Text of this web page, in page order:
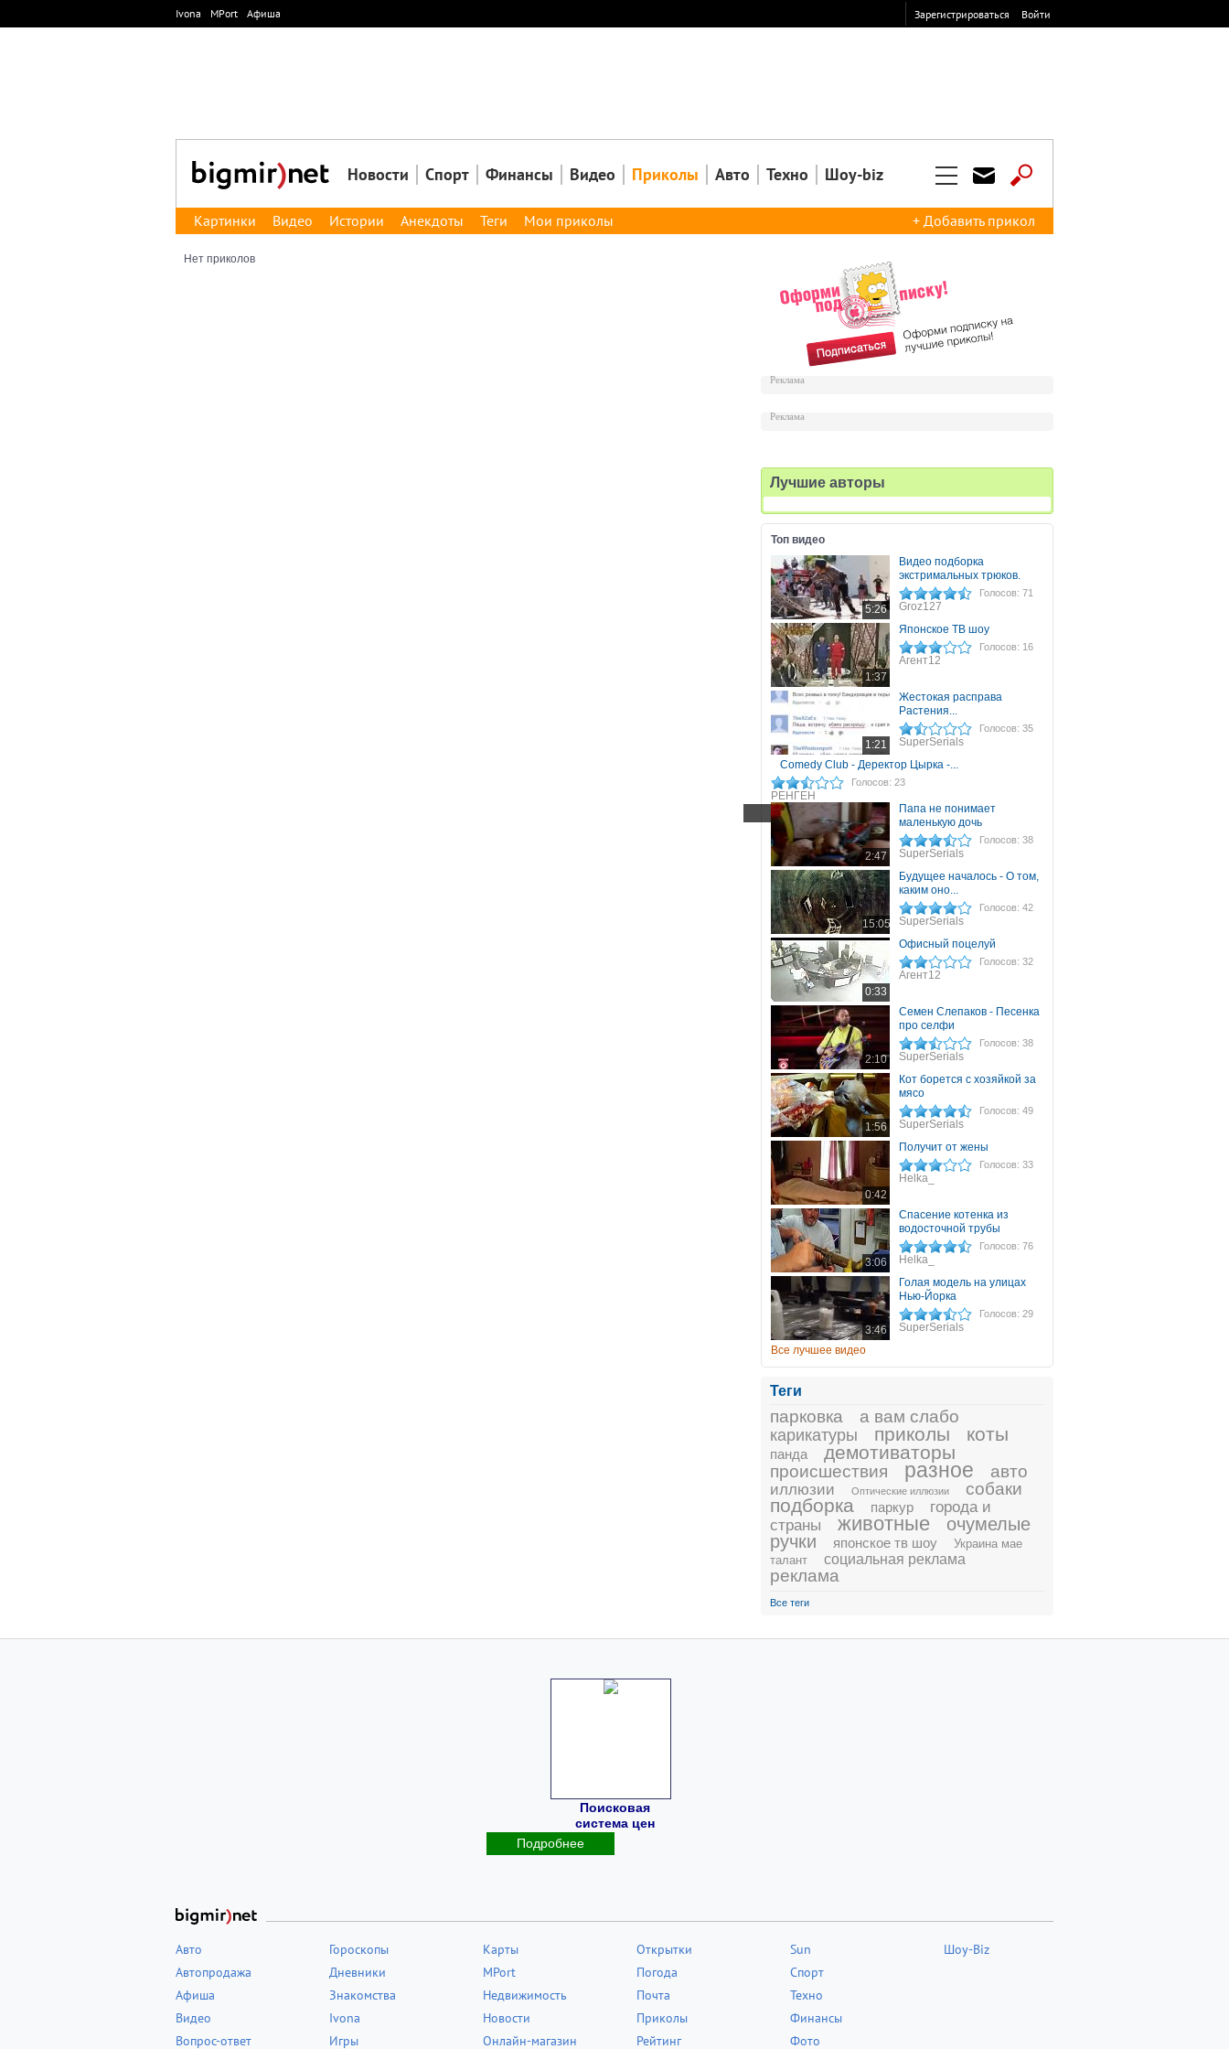
Закрыть
Ivona MPort Афиша Зарегистрироваться Войти
Новости Спорт Финансы Видео Приколы Авто Техно Шоу-biz
Картинки Видео Истории Анекдоты Теги Мои приколы + Добавить прикол
Нет приколов
Реклама
Реклама
Лучшие авторы
Топ видео
5:26
Видео подборка
экстримальных трюков.
Голосов: 71
Groz127
1:37
Японское ТВ шоу
Голосов: 16
Агент12
1:21
Жестокая расправа
Растения...
Голосов: 35
SuperSerials
Comedy Club - Деректор Цырка -...
Голосов: 23
РЕНГЕН
2:47
Папа не понимает
маленькую дочь
Голосов: 38
SuperSerials
15:05
Будущее началось - О том,
каким оно...
Голосов: 42
SuperSerials
0:33
Офисный поцелуй
Голосов: 32
Агент12
2:10
Семен Слепаков - Песенка
про селфи
Голосов: 38
SuperSerials
1:56
Кот борется с хозяйкой за
мясо
Голосов: 49
SuperSerials
0:42
Получит от жены
Голосов: 33
Helka_
3:06
Спасение котенка из
водосточной трубы
Голосов: 76
Helka_
3:46
Голая модель на улицах
Нью-Йорка
Голосов: 29
SuperSerials
Все лучшее видео
Теги
парковка а вам слабо
карикатуры приколы коты
панда демотиваторы
происшествия разное авто
иллюзии Оптические иллюзии собаки
подборка паркур
города и
страны
животные
очумелые
ручки
японское тв шоу
Украина мае
талант
социальная реклама
реклама
Все теги
Поисковая
система цен
Подробнее
Авто
Автопродажа
Афиша
Видео
Вопрос-ответ
Гороскопы
Дневники
Знакомства
Ivona
Игры
Карты
MPort
Недвижимость
Новости
Онлайн-магазин
Открытки
Погода
Почта
Приколы
Рейтинг
Sun
Спорт
Техно
Финансы
Фото
Шоу-Biz